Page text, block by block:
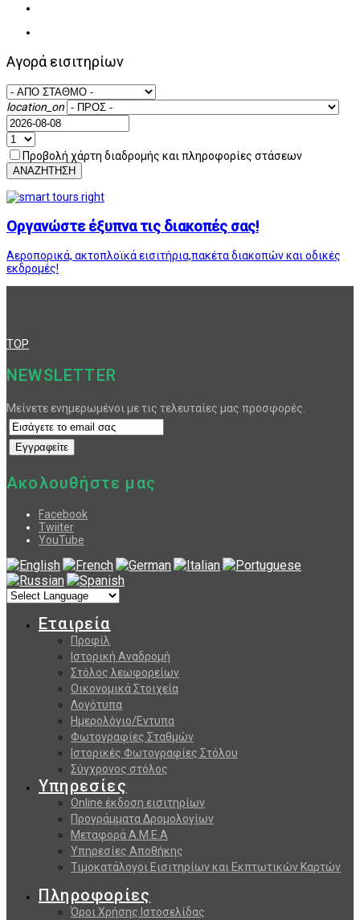
Αγορά εισιτηρίων
location_on
Προβολή χάρτη διαδρομής και πληροφορίες στάσεων
ΑΝΑΖΗΤΗΣΗ
Οργανώστε έξυπνα τις διακοπές σας!
Αεροπορικά, ακτοπλοϊκά εισιτήρια,πακέτα διακοπών και οδικές
εκδρομές!
TOP
NEWSLETTER
Μείνετε ενημερωμένοι με τις τελευταίες μας προσφορές.
Ακολουθήστε μας
Facebook
Twiiter
YouTube
Εταιρεία
Προφίλ
Ιστορική Αναδρομή
Στόλος λεωφορείων
Οικονομικά Στοιχεία
Λογότυπα
Ημερολόγιο/Εντυπα
Φωτογραφίες Σταθμών
Ιστορικές Φωτογραφίες Στόλου
Σύγχρονος στόλος
Υπηρεσίες
Online έκδοση εισιτηρίων
Προγράμματα Δρομολογίων
Μεταφορά Α.Μ.Ε.Α
Υπηρεσίες Αποθήκης
Τιμοκατάλογοι Εισιτηρίων και Εκπτωτικών Καρτών
Πληροφορίες
Όροι Χρήσης Ιστοσελίδας